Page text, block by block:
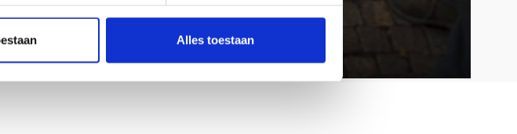
Alles toestaan